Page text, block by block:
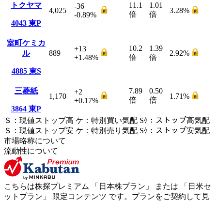
トクヤマ
4043 東P
4,025
-36
-0.89%
11.1
倍
1.01
倍
3.28%
室町ケミカ
ル
4885 東S
889
+13
+1.48%
10.2
倍
1.39
倍
2.92%
三菱紙
3864 東P
1,170
+2
+0.17%
7.89
倍
0.50
倍
1.71%
Ｓ ： 現値ストップ高 ケ ： 特別買い気配 Sｹ ： ストップ高気配
Ｓ ： 現値ストップ安 ケ ： 特別売 り 気配 Sｹ ： ストップ安気配
市場略称について
流動性について
こちらは株探プレミアム 「 日本株プラン 」 または 「 日米セ
ットプラン 」 限定コンテンツ です。プランをご契約して見